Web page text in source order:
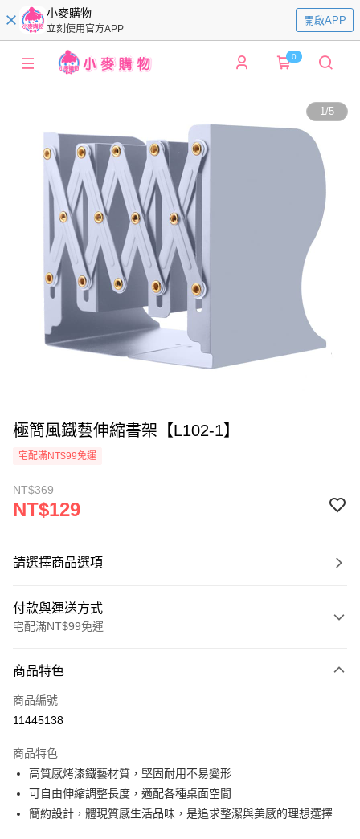
小麥購物
立刻使用官方APP
開啟APP
0
1/5
極簡風鐵藝伸縮書架【L102-1】
宅配滿NT$99免運
NT$369
NT$129
請選擇商品選項
付款與運送方式
宅配滿NT$99免運
信用卡一次付款
信用卡分期付款
合作金庫商業銀行
華南商業銀行
彰化商業銀行
上海商業儲蓄銀行
台北富邦商業銀行
國泰世華商業銀行
兆豐國際商業銀行
超商取貨付款
LINE Pay
商品特色
商品編號
11445138
商品特色
高質感烤漆鐵藝材質，堅固耐用不易變形
可自由伸縮調整長度，適配各種桌面空間
簡約設計，體現質感生活品味，是追求整潔與美感的理想選擇